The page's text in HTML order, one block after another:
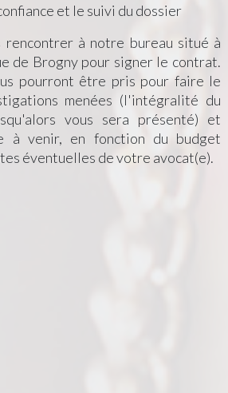
et le suivi du dossier
rencontrer à notre bureau situé à
de Brogny pour signer le contrat.
pourront être pris pour faire le
menées (l'intégralité du
vous sera présenté) et
à venir, en fonction du budget
éventuelles de votre avocat(e).